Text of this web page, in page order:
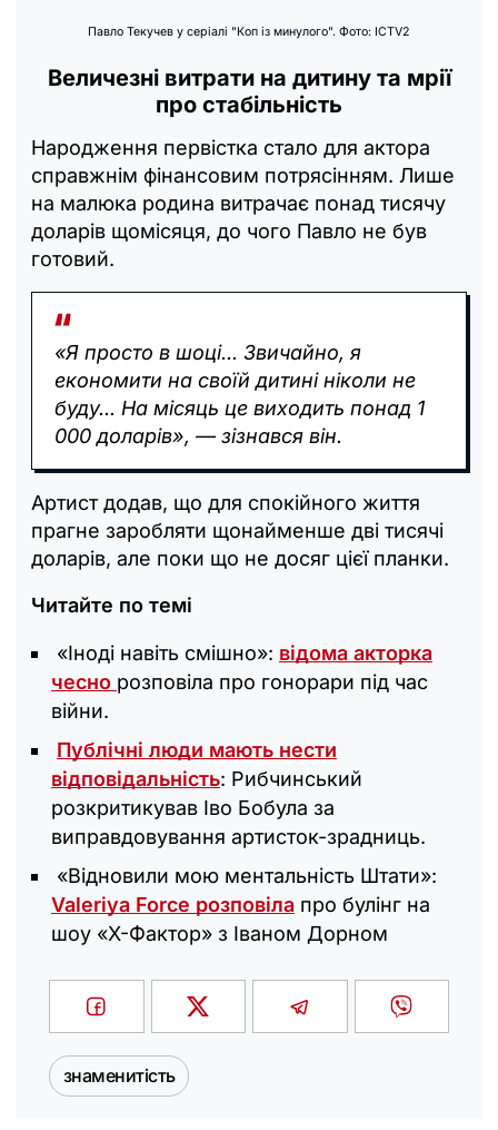
Павло Текучев у серіалі "Коп із минулого". Фото: ICTV2
Величезні витрати на дитину та мрії
про стабільність
Народження первістка стало для актора
справжнім фінансовим потрясінням. Лише
на малюка родина витрачає понад тисячу
доларів щомісяця, до чого Павло не був
готовий.
«Я просто в шоці... Звичайно, я
економити на своїй дитині ніколи не
буду... На місяць це виходить понад 1
000 доларів», — зізнався він.
Артист додав, що для спокійного життя
прагне заробляти щонайменше дві тисячі
доларів, але поки що не досяг цієї планки.
Читайте по темі
«Іноді навіть смішно»: відома акторка
чесно розповіла про гонорари під час
війни.
Публічні люди мають нести
відповідальність: Рибчинський
розкритикував Іво Бобула за
виправдовування артисток-зрадниць.
«Відновили мою ментальність Штати»:
Valeriya Force розповіла про булінг на
шоу «Х-Фактор» з Іваном Дорном
знаменитість